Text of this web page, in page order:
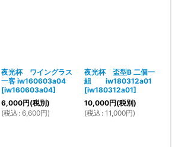
夜光杯 ワイングラス
一客 iw160603a04
[iw160603a04]
6,000円(税別)
(税込 : 6,600円)
夜光杯 盃型B 二個一
組 iw180312a01
[iw180312a01]
10,000円(税別)
(税込 : 11,000円)